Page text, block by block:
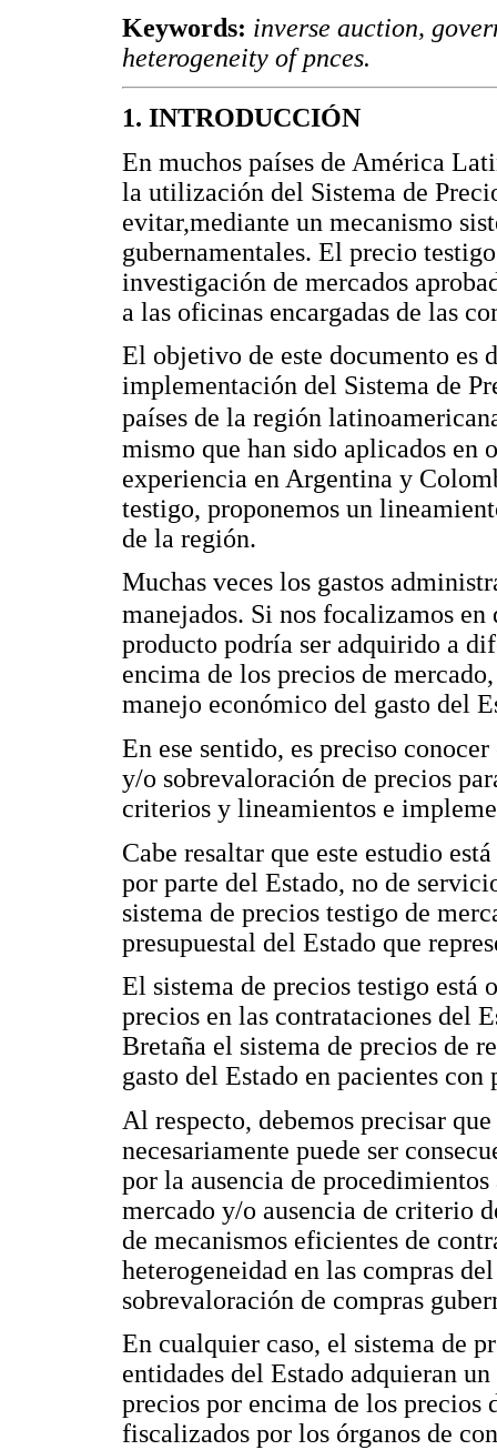
Keywords: inverse auction,
heterogeneity of pnces.
1. INTRODUCCIÓN
En muchos países de América
la utilización del Sistema de
evitar,mediante un mecanismo
gubernamentales. El precio
investigación de mercados
a las oficinas encargadas de las
El objetivo de este documento es
implementación del Sistema de
países de la región
mismo que han sido aplicados en
experiencia en Argentina y
testigo, proponemos un
de la región.
Muchas veces los gastos
manejados. Si nos focalizamos en
producto podría ser adquirido a
encima de los precios de
manejo económico del gasto del
En ese sentido, es preciso
y/o sobrevaloración de precios
criterios y lineamientos e
Cabe resaltar que este estudio
por parte del Estado, no de
sistema de precios testigo de
presupuestal del Estado que
El sistema de precios testigo está
precios en las contrataciones del
Bretaña el sistema de precios de
gasto del Estado en pacientes
Al respecto, debemos precisar
necesariamente puede ser
por la ausencia de
mercado y/o ausencia de criterio
de mecanismos eficientes de
heterogeneidad en las compras
sobrevaloración de compras
En cualquier caso, el sistema de
entidades del Estado adquieran
precios por encima de los precios
fiscalizados por los órganos de